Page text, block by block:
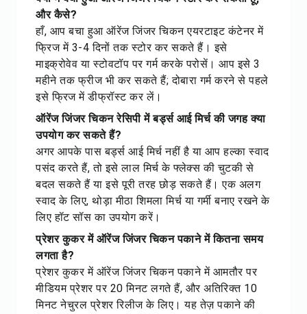
और कैसे?
हाँ, आप बचा हुआ ऑरेंज जिंजर चिकन एयरटाइट कंटेनर में
फ्रिज में 3-4 दिनों तक स्टोर कर सकते हैं। इसे
माइक्रोवेव या स्टोवटॉप पर गर्म करके परोसें। आप इसे 3
महीने तक फ्रीज भी कर सकते हैं; दोबारा गर्म करने से पहले
इसे फ्रिज में डीफ्रॉस्ट कर लें।
ऑरेंज जिंजर चिकन रेसिपी में बर्ड्स आई मिर्च की जगह क्या
उपयोग कर सकते हैं?
अगर आपके पास बर्ड्स आई मिर्च नहीं है या आप हल्का स्वाद
पसंद करते हैं, तो इसे लाल मिर्च के फ्लेक्स की चुटकी से
बदल सकते हैं या इसे पूरी तरह छोड़ सकते हैं। एक अलग
स्वाद के लिए, थोड़ा मीठा शिमला मिर्च या गर्मी बनाए रखने के
लिए हॉट सॉस का उपयोग करें।
प्रेशर कुकर में ऑरेंज जिंजर चिकन पकाने में कितना समय
लगता है?
प्रेशर कुकर में ऑरेंज जिंजर चिकन पकाने में आमतौर पर
मीडियम प्रेशर पर 20 मिनट लगते हैं, और अतिरिक्त 10
मिनट नेचुरल प्रेशर रिलीज के लिए। यह तेज़ पकाने की